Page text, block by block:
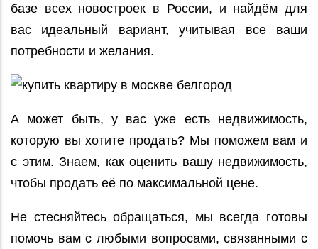
базе всех новостроек в России, и найдём для
вас идеальный вариант, учитывая все ваши
потребности и желания.
А может быть, у вас уже есть недвижимость,
которую вы хотите продать? Мы поможем вам и
с этим. Знаем, как оценить вашу недвижимость,
чтобы продать её по максимальной цене.
Не стесняйтесь обращаться, мы всегда готовы
помочь вам с любыми вопросами, связанными с